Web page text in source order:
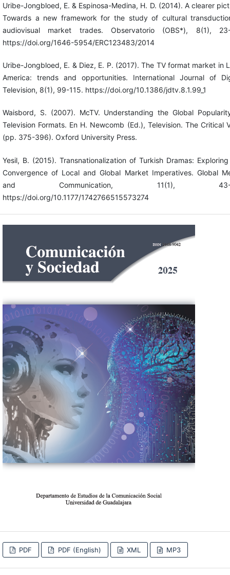
Uribe-Jongbloed, E. & Espinosa-Medina, H. D. (2014). A clearer
Towards a new framework for the study of cultural
audiovisual market trades. Observatorio (OBS*), 8(1),
https://doi.org/1646-5954/ERC123483/2014
Uribe-Jongbloed, E. & Diez, E. P. (2017). The TV format market in
America: trends and opportunities. International Journal of
Television, 8(1), 99-115. https://doi.org/10.1386/jdtv.8.1.99_1
Waisbord, S. (2007). McTV. Understanding the Global
Television Formats. En H. Newcomb (Ed.), Television. The Critical
(pp. 375-396). Oxford University Press.
Yesil, B. (2015). Transnationalization of Turkish Dramas:
Convergence of Local and Global Market Imperatives. Global
and Communication, 11(1), 43-
https://doi.org/10.1177/1742766515573274
PDF PDF (English) XML MP3